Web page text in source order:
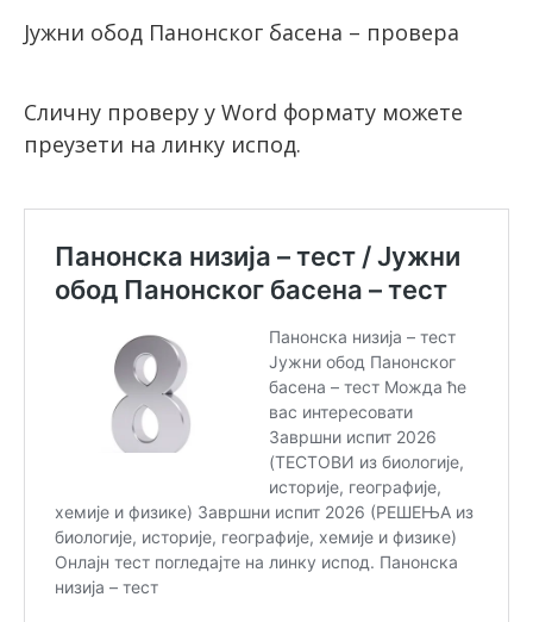
Јужни обод Панонског басена – провера
Сличну проверу у Word формату можете
преузети на линку испод.